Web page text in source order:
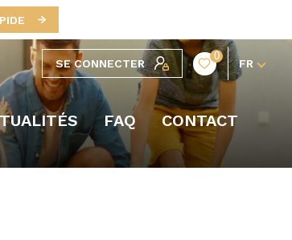
SE CONNECTER
0
FR
FAQ CONTACT